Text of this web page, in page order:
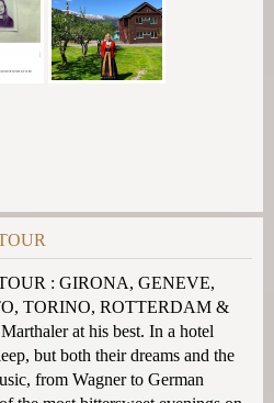
: GIRONA, GENEVE,
TORINO, ROTTERDAM &
at his best. In a hotel
but both their dreams and the
from Wagner to German